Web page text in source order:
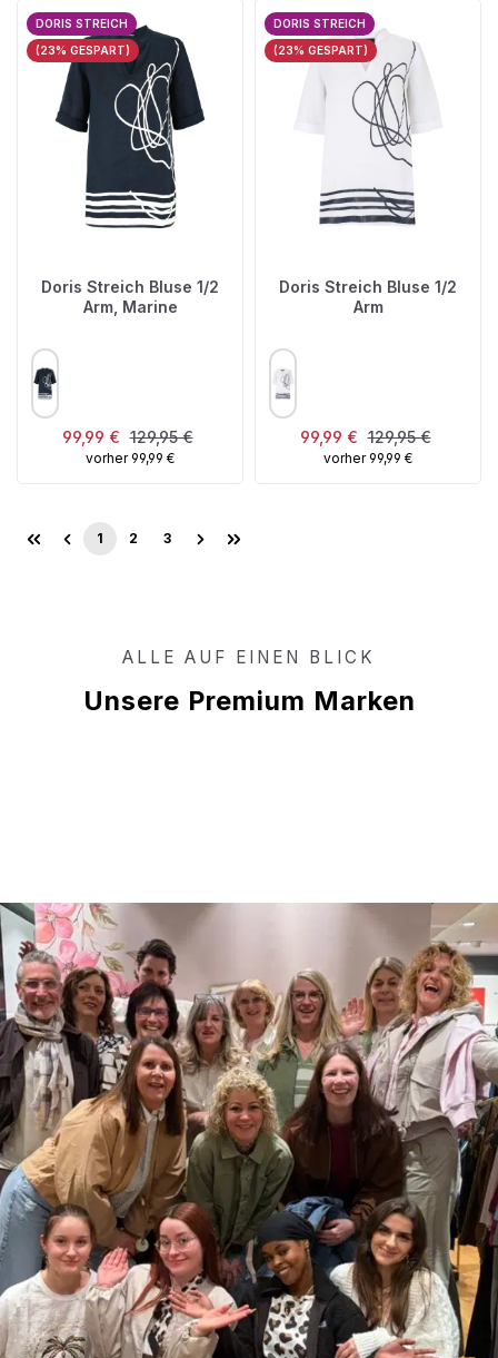
DORIS STREICH
(23% GESPART)
Doris Streich Bluse 1/2
Arm, Marine
FARBE
Verkaufspreis:
99,99 € Regulärer Preis:
129,95 €
vorher 99,99 €
DORIS STREICH
(23% GESPART)
Doris Streich Bluse 1/2
Arm
FARBE
Verkaufspreis:
99,99 € Regulärer Preis:
129,95 €
vorher 99,99 €
Seite
1 Seite
2 Seite
3
ALLE AUF EINEN BLICK
Unsere Premium Marken